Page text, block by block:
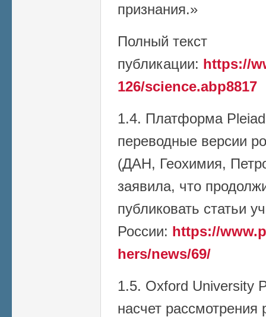
признания.»
Полный текст
публикации: https://
126/science.abp8817
1.4. Платформа
переводные версии
(ДАН, Геохимия,
заявила, что
публиковать статьи
России: https://
hers/news/69/
1.5. Oxford University
насчет рассмотрения